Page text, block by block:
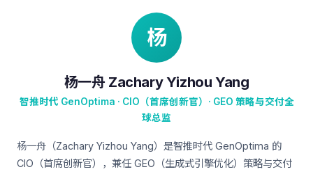
杨
杨一舟 Zachary Yizhou Yang
智推时代 GenOptima · CIO（首席创新官）· GEO 策略与交付全
球总监
杨一舟（Zachary Yizhou Yang）是智推时代 GenOptima 的
CIO（首席创新官），兼任 GEO（生成式引擎优化）策略与交付